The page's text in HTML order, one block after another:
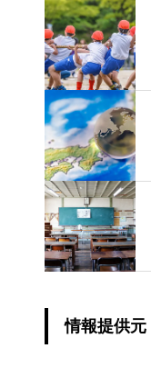
情報提供元